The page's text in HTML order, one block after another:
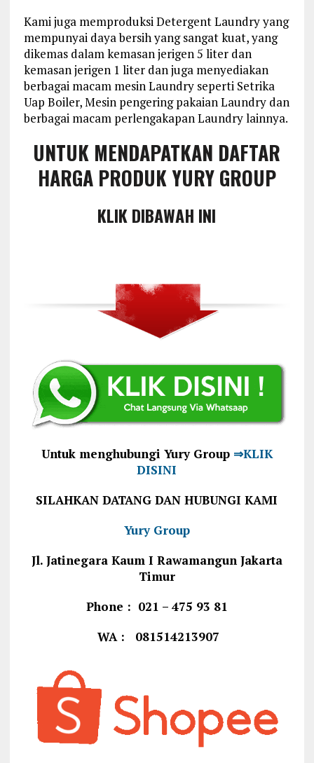
Kami juga memproduksi Detergent Laundry yang
mempunyai daya bersih yang sangat kuat, yang
dikemas dalam kemasan jerigen 5 liter dan
kemasan jerigen 1 liter dan juga menyediakan
berbagai macam mesin Laundry seperti Setrika
Uap Boiler, Mesin pengering pakaian Laundry dan
berbagai macam perlengakapan Laundry lainnya.
UNTUK MENDAPATKAN DAFTAR
HARGA PRODUK YURY GROUP
KLIK DIBAWAH INI
Untuk menghubungi Yury Group⇒KLIK
DISINI
SILAHKAN DATANG DAN HUBUNGI KAMI
Yury Group
Jl. Jatinegara Kaum I Rawamangun Jakarta
Timur
Phone : 021 – 475 93 81
WA : 081514213907